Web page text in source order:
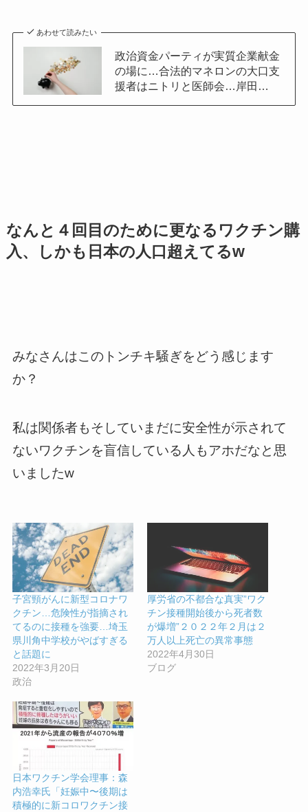
あわせて読みたい
政治資金パーティが実質企業献金
の場に…合法的マネロンの大口支
援者はニトリと医師会…岸田…
なんと４回目のために更なるワクチン購
入、しかも日本の人口超えてるw
みなさんはこのトンチキ騒ぎをどう感じます
か？
私は関係者もそしていまだに安全性が示されて
ないワクチンを盲信している人もアホだなと思
いましたw
子宮頸がんに新型コロナワ
クチン…危険性が指摘され
てるのに接種を強要…埼玉
県川角中学校がやばすぎる
と話題に
2022年3月20日
政治
厚労省の不都合な真実”ワク
チン接種開始後から死者数
が爆増”２０２２年２月は２
万人以上死亡の異常事態
2022年4月30日
ブログ
日本ワクチン学会理事：森
内浩幸氏「妊娠中〜後期は
積極的に新コロワクチン接